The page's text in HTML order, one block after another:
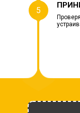
5